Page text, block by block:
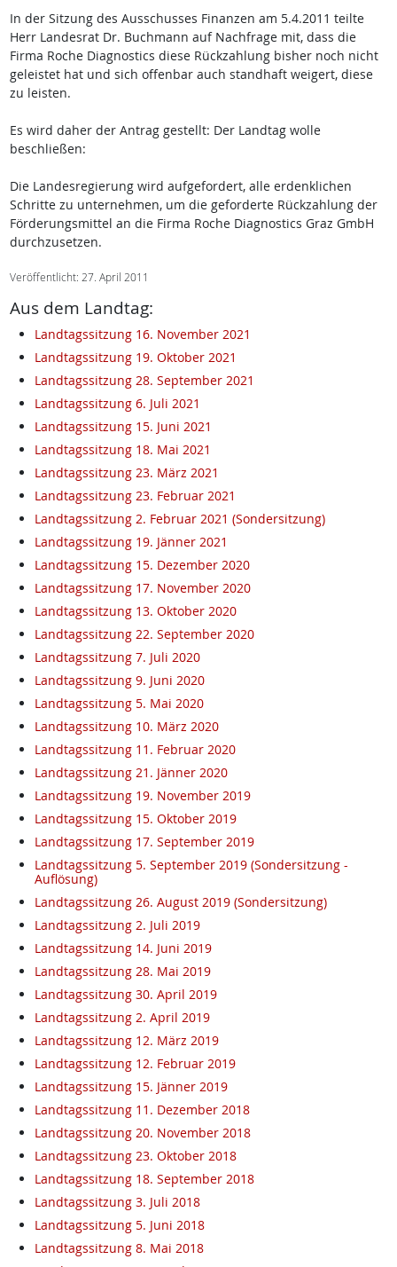
In der Sitzung des Ausschusses Finanzen am 5.4.2011 teilte
Herr Landesrat Dr. Buchmann auf Nachfrage mit, dass die
Firma Roche Diagnostics diese Rückzahlung bisher noch nicht
geleistet hat und sich offenbar auch standhaft weigert, diese
zu leisten.
Es wird daher der Antrag gestellt: Der Landtag wolle
beschließen:
Die Landesregierung wird aufgefordert, alle erdenklichen
Schritte zu unternehmen, um die geforderte Rückzahlung der
Förderungsmittel an die Firma Roche Diagnostics Graz GmbH
durchzusetzen.
Veröffentlicht: 27. April 2011
Aus dem Landtag:
Landtagssitzung 16. November 2021
Landtagssitzung 19. Oktober 2021
Landtagssitzung 28. September 2021
Landtagssitzung 6. Juli 2021
Landtagssitzung 15. Juni 2021
Landtagssitzung 18. Mai 2021
Landtagssitzung 23. März 2021
Landtagssitzung 23. Februar 2021
Landtagssitzung 2. Februar 2021 (Sondersitzung)
Landtagssitzung 19. Jänner 2021
Landtagssitzung 15. Dezember 2020
Landtagssitzung 17. November 2020
Landtagssitzung 13. Oktober 2020
Landtagssitzung 22. September 2020
Landtagssitzung 7. Juli 2020
Landtagssitzung 9. Juni 2020
Landtagssitzung 5. Mai 2020
Landtagssitzung 10. März 2020
Landtagssitzung 11. Februar 2020
Landtagssitzung 21. Jänner 2020
Landtagssitzung 19. November 2019
Landtagssitzung 15. Oktober 2019
Landtagssitzung 17. September 2019
Landtagssitzung 5. September 2019 (Sondersitzung -
Auflösung)
Landtagssitzung 26. August 2019 (Sondersitzung)
Landtagssitzung 2. Juli 2019
Landtagssitzung 14. Juni 2019
Landtagssitzung 28. Mai 2019
Landtagssitzung 30. April 2019
Landtagssitzung 2. April 2019
Landtagssitzung 12. März 2019
Landtagssitzung 12. Februar 2019
Landtagssitzung 15. Jänner 2019
Landtagssitzung 11. Dezember 2018
Landtagssitzung 20. November 2018
Landtagssitzung 23. Oktober 2018
Landtagssitzung 18. September 2018
Landtagssitzung 3. Juli 2018
Landtagssitzung 5. Juni 2018
Landtagssitzung 8. Mai 2018